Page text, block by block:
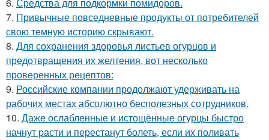
7. Привычные повседневные продукты от потребителей
свою темную историю скрывают.
8. Для сохранения здоровья листьев огурцов и
предотвращения их желтения, вот несколько
проверенных рецептов:
9. Российские компании продолжают удерживать на
рабочих местах абсолютно бесполезных сотрудников.
10. Даже ослабленные и истощённые огурцы быстро
начнут расти и перестанут болеть, если их поливать